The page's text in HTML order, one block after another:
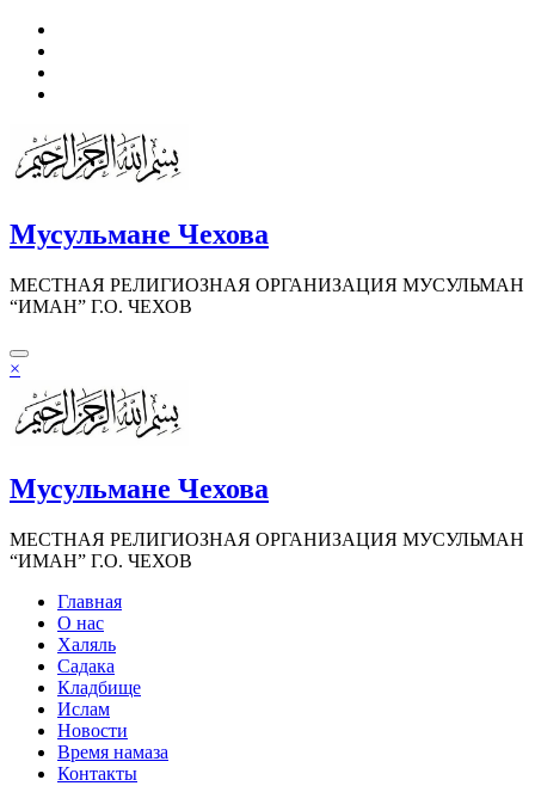
Перейти
содержимому
Мусульмане Чехова
МЕСТНАЯ РЕЛИГИОЗНАЯ ОРГАНИЗАЦИЯ МУСУЛЬМАН
“ИМАН” Г.О. ЧЕХОВ
×
Мусульмане Чехова
МЕСТНАЯ РЕЛИГИОЗНАЯ ОРГАНИЗАЦИЯ МУСУЛЬМАН
“ИМАН” Г.О. ЧЕХОВ
Главная
О нас
Халяль
Садака
Кладбище
Ислам
Новости
Время намаза
Контакты